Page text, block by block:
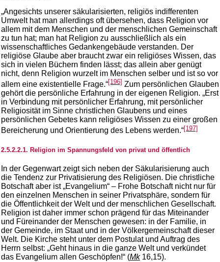
„Angesichts unserer säkularisierten, religiös indifferenten
Umwelt hat man allerdings oft übersehen, dass Religion vor
allem mit dem Menschen und der menschlichen Gemeinschaft
zu tun hat; man hat Religion zu ausschließlich als ein
wissenschaftliches Gedankengebäude verstanden. Der
religiöse Glaube aber braucht zwar ein religiöses Wissen, das
sich in vielen Büchern finden lässt; das allein aber genügt
nicht, denn Religion wurzelt im Menschen selber und ist so vor
allem eine existentielle Frage.“[196] Zum persönlichen Glauben
gehört die persönliche Erfahrung in der eigenen Religion. „Erst
in Verbindung mit persönlicher Erfahrung, mit persönlicher
Religiosität im Sinne christlichen Glaubens und eines
persönlichen Gebetes kann religiöses Wissen zu einer großen
Bereicherung und Orientierung des Lebens werden.“[197]
2.5.2.2.1. Religion im Spannungsfeld von privat und öffentlich
In der Gegenwart zeigt sich neben der Säkularisierung auch
die Tendenz zur Privatisierung des Religiösen. Die christliche
Botschaft aber ist „Evangelium“ – Frohe Botschaft nicht nur für
den einzelnen Menschen in seiner Privatsphäre, sondern für
die Öffentlichkeit der Welt und der menschlichen Gesellschaft.
Religion ist daher immer schon prägend für das Miteinander
und Füreinander der Menschen gewesen: in der Familie, in
der Gemeinde, im Staat und in der Völkergemeinschaft dieser
Welt. Die Kirche steht unter dem Postulat und Auftrag des
Herrn selbst: „Geht hinaus in die ganze Welt und verkündet
das Evangelium allen Geschöpfen!“ (Mk16,15).